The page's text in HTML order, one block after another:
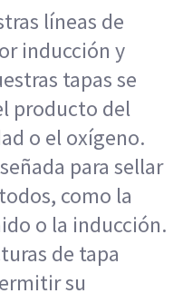
líneas de
inducción y
tapas se
producto del
o el oxígeno.
para sellar
como la
o la inducción.
de tapa
su